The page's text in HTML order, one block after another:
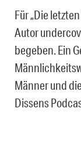
Für „Die
Autor
begeben. Ein
Männer und
Dissens